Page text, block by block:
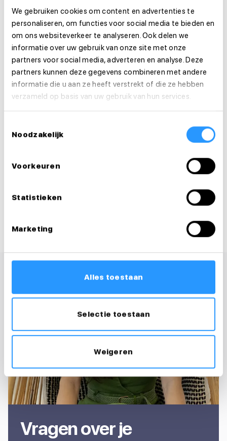
We gebruiken cookies om content en advertenties te
personaliseren, om functies voor social media te bieden en
om ons websiteverkeer te analyseren. Ook delen we
informatie over uw gebruik van onze site met onze
partners voor social media, adverteren en analyse. Deze
partners kunnen deze gegevens combineren met andere
informatie die u aan ze heeft verstrekt of die ze hebben
verzameld op basis van uw gebruik van hun services.
Noodzakelijk
Voorkeuren
Statistieken
Marketing
Alles toestaan
Selectie toestaan
Weigeren
Organisatie
Functie-eisen
Sollicitatie
Is deze vacature je op het lijf geschreven?
Solliciteer dan direct!
Solliciteer binnen 1 minuut
Deel deze vacature:
Vragen over je